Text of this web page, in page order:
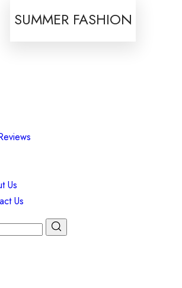
SUMMER FASHION
Us
Us